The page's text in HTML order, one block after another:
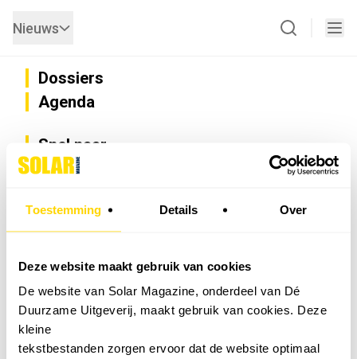
Toestemming Details Over
Deze website maakt gebruik van cookies
De website van Solar Magazine, onderdeel van Dé
Duurzame Uitgeverij, maakt gebruik van cookies. Deze
kleine
tekstbestanden zorgen ervoor dat de website optimaal
Nieuws
Dossiers
Agenda
Snel naar
Privacy
Nieuwsbrief
Vacatures
Installateurzoeker
Cookievoorkeuren wijzigen
English